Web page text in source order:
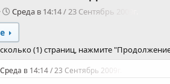
Д
а
а
н
ч
Среда в 14:14 / 23 Сентябрь 2009г.
(1) страниц, нажмите
Среда в 14:14 / 23 Сентябрь 2009г.